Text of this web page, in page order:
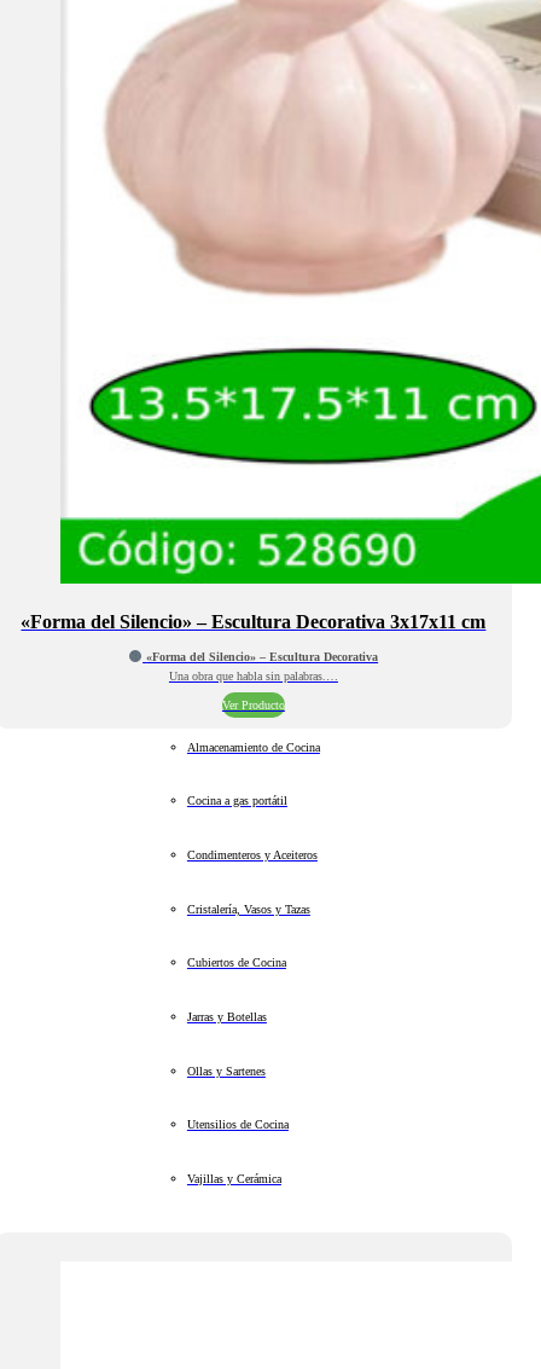
«Forma del Silencio» – Escultura Decorativa 3x17x11 cm
«Forma del Silencio» – Escultura Decorativa
Una obra que habla sin palabras.…
Ver Producto
Almacenamiento de Cocina
Cocina a gas portátil
Condimenteros y Aceiteros
Cristalería, Vasos y Tazas
Cubiertos de Cocina
Jarras y Botellas
Ollas y Sartenes
Utensilios de Cocina
Vajillas y Cerámica